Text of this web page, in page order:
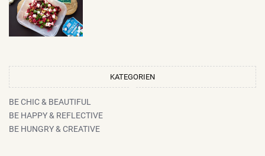
KATEGORIEN
BE CHIC & BEAUTIFUL
BE HAPPY & REFLECTIVE
BE HUNGRY & CREATIVE